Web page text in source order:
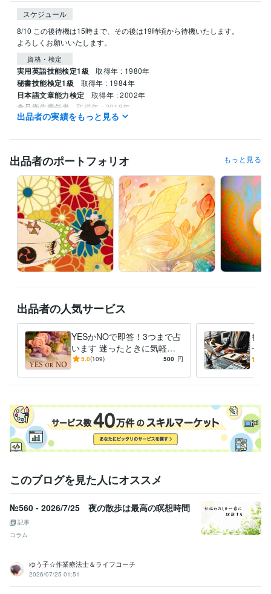
スケジュール
8/10 この後待機は15時まで、その後は19時頃から待機いたします。
よろしくお願いいたします。
資格・検定
実用英語技能検定1級 取得年 : 1980年
秘書技能検定1級 取得年 : 1984年
日本語文章能力検定 取得年 : 2002年
食品衛生責任者 取得年 : 2018年
占い 四柱推命 ピプリオマンシー 九星気学 タロットカード
語学力
英語 ビジネスレベル
ベトナム語 日常会話レベル
出品者の実績をもっと見る
出品者のポートフォリオ もっと見る
出品者の人気サービス
YESかNOで即答！3つまで占
います 迷ったときに気軽に
頼れる、あなた専用のYES・
5.0(109) 500 円
もう
った
今の
を導
このブログを見た人にオススメ
№560 - 2026/7/25 夜の散歩は最高の瞑想時間
記事
コラム
ゆう子☆作業療法士＆ライフコーチ
2026/07/25 01:51